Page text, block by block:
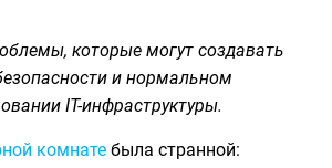
которые могут создавать
и нормальном
IT-инфраструктуры.
комнате была странной: